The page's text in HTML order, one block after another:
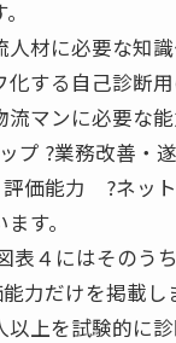
人材に必要な知
する自己診断用
流マンに必要な
プ ?業務改善・
評価能力 ?ネッ
す。
表４にはそのう
力だけを掲載し
以上を試験的に